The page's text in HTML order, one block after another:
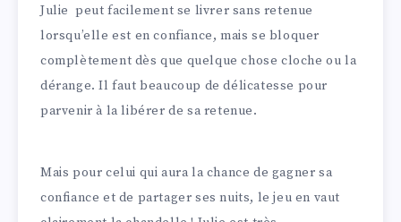
Julie peut facilement se livrer sans retenue
lorsqu’elle est en confiance, mais se bloquer
complètement dès que quelque chose cloche ou la
dérange. Il faut beaucoup de délicatesse pour
parvenir à la libérer de sa retenue.
Mais pour celui qui aura la chance de gagner sa
confiance et de partager ses nuits, le jeu en vaut